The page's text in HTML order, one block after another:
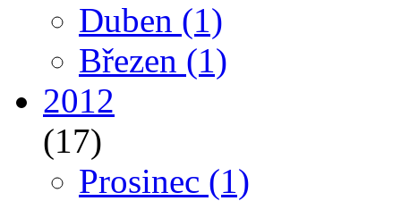
Duben (1)
Březen (1)
2012
(17)
Prosinec (1)